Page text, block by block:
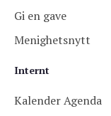
Gi en gave
Menighetsnytt
Internt
Kalender Agenda